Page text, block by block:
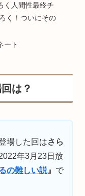
人間性最終チ
く！ついにその
ート
は？
場した回はさら
年3月23日放
の難しい説』 で